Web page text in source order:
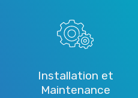
Installation et
Maintenance